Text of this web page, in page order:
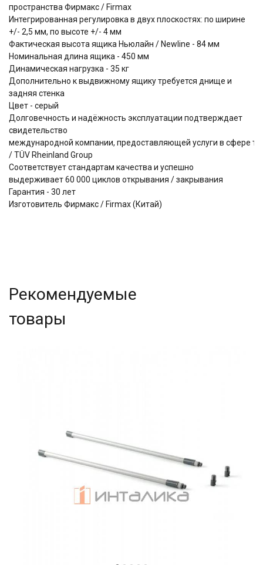
пространства Фирмакс / Firmax
Интегрированная регулировка в двух плоскостях: по ширине
+/- 2,5 мм, по высоте +/- 4 мм
Фактическая высота ящика Ньюлайн / Newline - 84 мм
Номинальная длина ящика - 450 мм
Динамическая нагрузка - 35 кг
Дополнительно к выдвижному ящику требуется днище и
задняя стенка
Цвет - серый
Долговечность и надёжность эксплуатации подтверждает
свидетельство
международной компании, предоставляющей услуги в сфере
/ TÜV Rheinland Group
Соответствует стандартам качества и успешно
выдерживает60 000 циклов открывания / закрывания
Гарантия - 30 лет
Изготовитель Фирмакс / Firmax (Китай)
Рекомендуемые
товары